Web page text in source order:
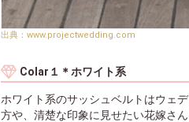
www.projectwedding.com
Colar１＊ホワイト系
ホワイト系のサッシュベルトはウェ
方や、清楚な印象に見せたい花嫁さん